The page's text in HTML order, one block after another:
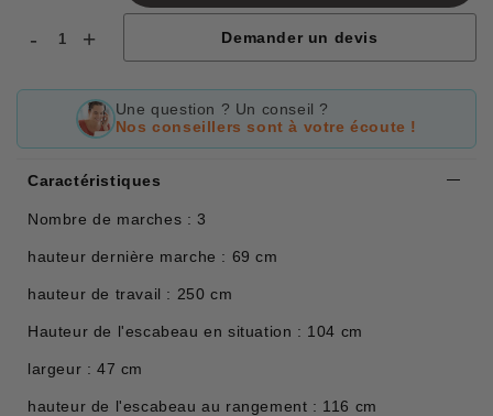
- + Demander un devis
Une question ? Un conseil ?
Nos conseillers sont à votre écoute !
Caractéristiques
Nombre de marches : 3
hauteur dernière marche : 69 cm
hauteur de travail : 250 cm
Hauteur de l'escabeau en situation : 104 cm
largeur : 47 cm
hauteur de l'escabeau au rangement : 116 cm